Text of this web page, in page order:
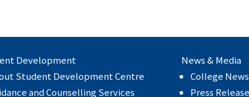
Development
Student Development Centre
and Counselling Services
News & Media
College News
Press Release